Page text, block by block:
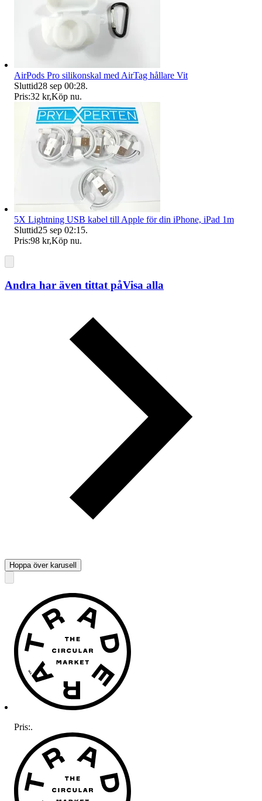
AirPods Pro silikonskal med AirTag hållare Vit
Sluttid28 sep 00:28.
Pris:32 kr,Köp nu.
5X Lightning USB kabel till Apple för din iPhone, iPad 1m
Sluttid25 sep 02:15.
Pris:98 kr,Köp nu.
Andra har även tittat påVisa alla
Hoppa över karusell
Pris:.